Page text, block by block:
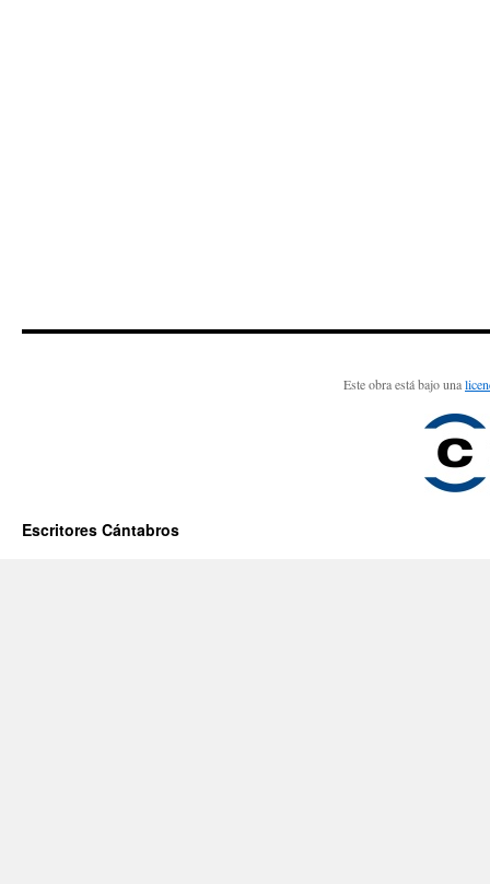
Este obra está bajo una
Escritores Cántabros